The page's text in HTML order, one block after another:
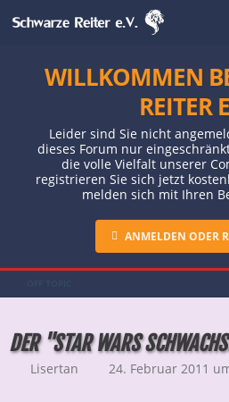
WILLKOMMEN
REITER
Leider sind Sie nicht
dieses Forum nur
die volle Vielfalt unserer
registrieren Sie sich jetzt
melden sich mit Ihren
ANMELDEN ODER
DER "STAR WARS
Lisertan 24. Februar 2011